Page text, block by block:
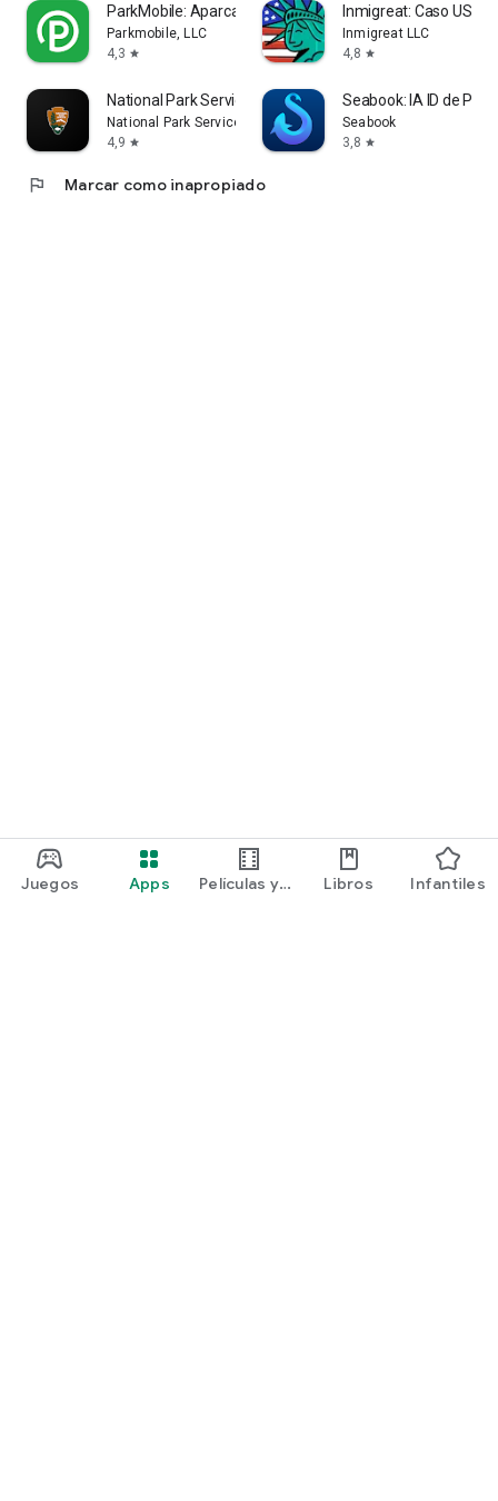
Juegos Apps
Películas y
Libros Infantiles
ParkMobile: Aparca. Paga. Ve.
Parkmobile, LLC
4,3 star
Inmigreat: Caso
Inmigreat LLC
4,8 star
National Park Service
National Park Service
4,9 star
Seabook: IA ID de
Seabook
3,8 star
flag Marcar como inapropiado